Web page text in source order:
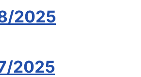
2025
2025